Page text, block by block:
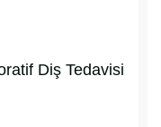
Diş Tedavisi